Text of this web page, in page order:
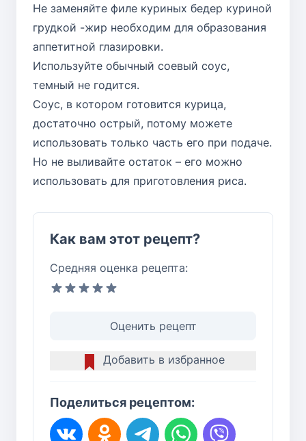
Не заменяйте филе куриных бедер куриной
грудкой -жир необходим для образования
аппетитной глазировки.
Используйте обычный соевый соус,
темный не годится.
Соус, в котором готовится курица,
достаточно острый, потому можете
использовать только часть его при подаче.
Но не выливайте остаток – его можно
использовать для приготовления риса.
Как вам этот рецепт?
Средняя оценка рецепта:
Оценить рецепт
Добавить в избранное
Поделиться рецептом: